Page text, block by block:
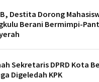
Destita Dorong
Berani Bermimpi-
Sekretaris DPRD Kota
Digeledah KPK